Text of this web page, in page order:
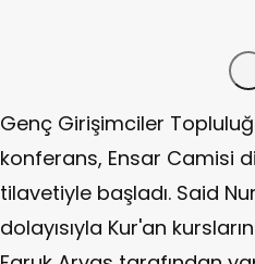
Genç Girişimciler
konferans, Ensar Camisi
tilavetiyle başladı. Said
dolayısıyla Kur'an